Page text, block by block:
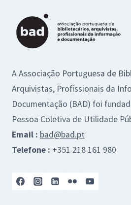
A Associação Portuguesa de
Arquivistas, Profissionais da
Documentação (BAD) foi
Pessoa Coletiva de Utilidade
Email : bad@bad.pt
Telefone : +351 218 161 980